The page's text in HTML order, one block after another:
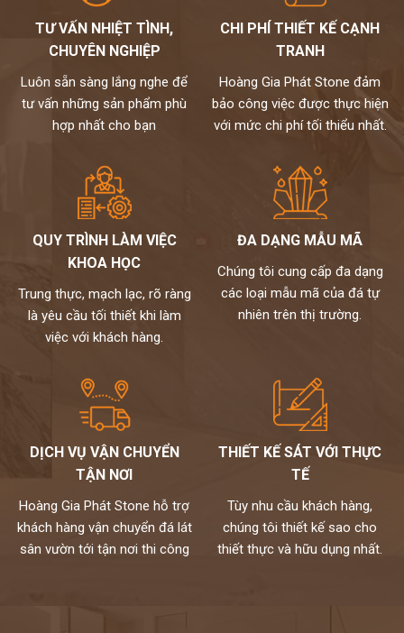
0946916986
Tư vấn chọn đá bàn bếp - những loại đá đẹp mà bền
TƯ VẤN NHIỆT TÌNH,
CHUYÊN NGHIỆP
Luôn sẵn sàng lắng nghe để
tư vấn những sản phẩm phù
hợp nhất cho bạn
CHI PHÍ THIẾT KẾ CẠNH
TRANH
Hoàng Gia Phát Stone đảm
bảo công việc được thực hiện
với mức chi phí tối thiểu nhất.
QUY TRÌNH LÀM VIỆC
KHOA HỌC
Trung thực, mạch lạc, rõ ràng
là yêu cầu tối thiết khi làm
việc với khách hàng.
ĐA DẠNG MẪU MÃ
Chúng tôi cung cấp đa dạng
các loại mẫu mã của đá tự
nhiên trên thị trường.
DỊCH VỤ VẬN CHUYỂN
TẬN NƠI
Hoàng Gia Phát Stone hỗ trợ
khách hàng vận chuyển đá lát
sân vườn tới tận nơi thi công
THIẾT KẾ SÁT VỚI THỰC
TẾ
Tùy nhu cầu khách hàng,
chúng tôi thiết kế sao cho
thiết thực và hữu dụng nhất.